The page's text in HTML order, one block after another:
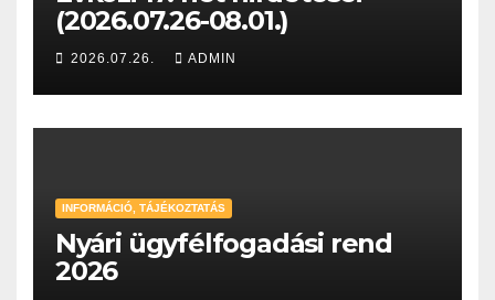
(2026.07.26-08.01.)
2026.07.26. ADMIN
INFORMÁCIÓ, TÁJÉKOZTATÁS
Nyári ügyfélfogadási rend
2026